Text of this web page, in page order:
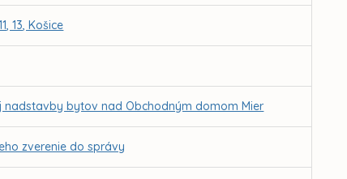
13, Košice
bytov nad Obchodným domom Mier
zverenie do správy